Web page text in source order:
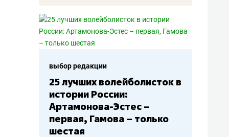
выбор редакции
Бюджеты клубов КХЛ: СКА
– главный мажор, «Ак
Барс» – второй, «Салават
Юлаев» – середняк